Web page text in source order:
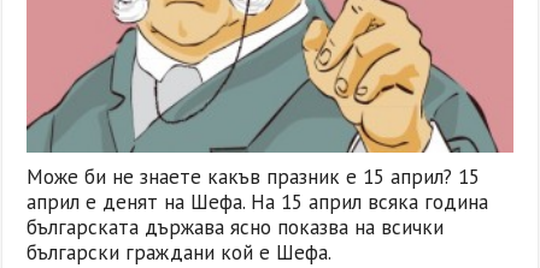
Може би не знаете какъв празник е 15 април? 15
април е денят на Шефа. На 15 април всяка година
българската държава ясно показва на всички
български граждани кой е Шефа.